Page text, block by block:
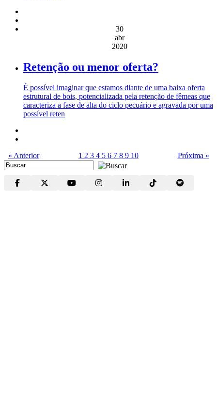
30
abr
2020
Retenção ou menor oferta?
É possível imaginar que estamos diante de uma baixa oferta
estrutural de bois, potencializada pela retenção de fêmeas que
caracteriza a fase de alta do ciclo pecuário e agravada por uma
possível reten
« Anterior 1 2 3 4 5 6 7 8 9 10 Próxima »